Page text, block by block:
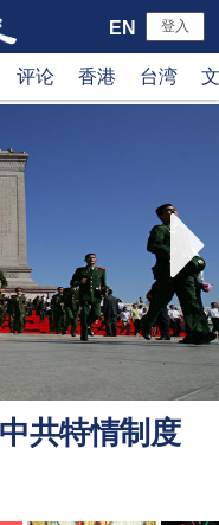
登入
EN
评论 香港 台湾
共特情制度